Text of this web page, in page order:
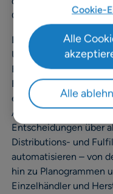
Griff zu behalten.
Die RELEX Living
Unternehmen, die
Effizienz
Entscheidungsfindung
einzusetzen. Dazu
Absatzprognosen, um
Entscheidungen über
Distributions- und
automatisieren – von
hin zu Planogrammen
Einzelhändler und
Cookie-
Alle
Alle